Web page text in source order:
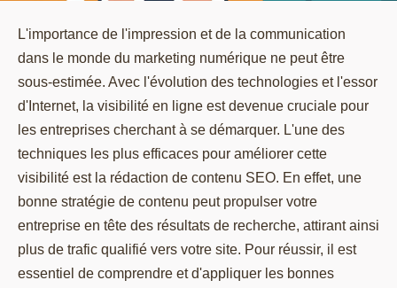
L'importance de l'impression et de la communication
dans le monde du marketing numérique ne peut être
sous-estimée. Avec l'évolution des technologies et l'essor
d'Internet, la visibilité en ligne est devenue cruciale pour
les entreprises cherchant à se démarquer. L'une des
techniques les plus efficaces pour améliorer cette
visibilité est la rédaction de contenu SEO. En effet, une
bonne stratégie de contenu peut propulser votre
entreprise en tête des résultats de recherche, attirant ainsi
plus de trafic qualifié vers votre site. Pour réussir, il est
essentiel de comprendre et d'appliquer les bonnes